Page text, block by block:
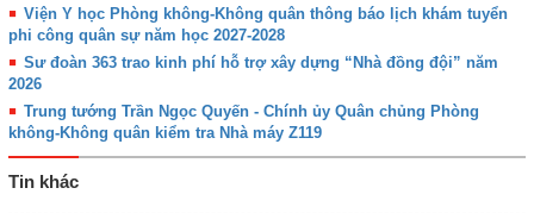
Viện Y học Phòng không-Không quân thông báo lịch khám tuyển
phi công quân sự năm học 2027-2028
Sư đoàn 363 trao kinh phí hỗ trợ xây dựng “Nhà đồng đội” năm
2026
Trung tướng Trần Ngọc Quyến - Chính ủy Quân chủng Phòng
không-Không quân kiểm tra Nhà máy Z119
Tin khác